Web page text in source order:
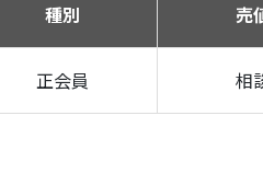
種別 売
正会員 相